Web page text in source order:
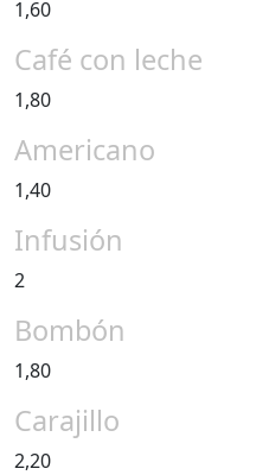
1,60
Café con leche
1,80
Americano
1,40
Infusión
2
Bombón
1,80
Carajillo
2,20